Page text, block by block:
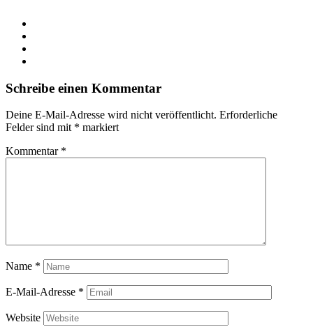
Schreibe einen Kommentar
Deine E-Mail-Adresse wird nicht veröffentlicht. Erforderliche
Felder sind mit * markiert
Kommentar *
Name *
E-Mail-Adresse *
Website